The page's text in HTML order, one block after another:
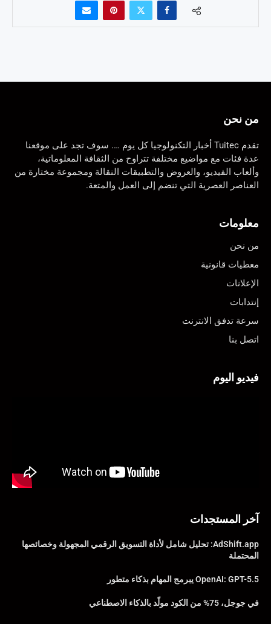
من نحن
تقدم Tuitec أخبار التكنولوجيا كل يوم …. سوف تجد على موقعنا
عدة فئات مع مواضيع مختلفة تتراوح من الثقافة المعلوماتية،
وألعاب الفيديو، والعروض والتطبيقات النقالة ومجموعة مختارة من
العناصر العصرية التي تنضم إلى العمل والمتعة.
معلومات
من نحن
معطيات قانونية
الإعلانات
إنتدابات
سرعة تدفق الانترنت
اتصل بنا
فيديو اليوم
آخر المستجدات
AdShift.app: تحليل شامل لأداة التسويق الرقمي المجهولة وخصائصها
المحتملة
OpenAI: GPT-5.5 يبرمج المهام بذكاء متطور
في جوجل، 75% من الكود مولّد بالذكاء الاصطناعي